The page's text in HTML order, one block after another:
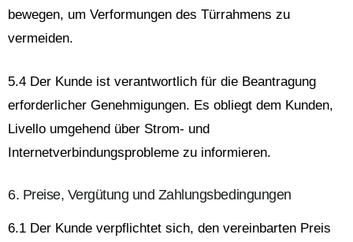
bewegen, um Verformungen des Türrahmens zu
vermeiden.
5.4 Der Kunde ist verantwortlich für die Beantragung
erforderlicher Genehmigungen. Es obliegt dem Kunden,
Livello umgehend über Strom- und
Internetverbindungsprobleme zu informieren.
6. Preise, Vergütung und Zahlungsbedingungen
6.1 Der Kunde verpflichtet sich, den vereinbarten Preis